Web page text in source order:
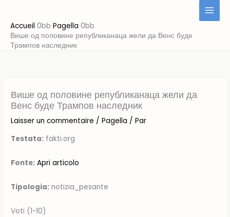
contenu
Accueil
Pagella
Више од половине републиканаца жели да Венс буде
Трампов наследник
Више од половине републиканаца жели да
Венс буде Трампов наследник
Laisser un commentaire /Pagella / Par
Testata: fakti.org
Fonte: Apri articolo
Tipologia: notizia_pesante
Voti (1-10)